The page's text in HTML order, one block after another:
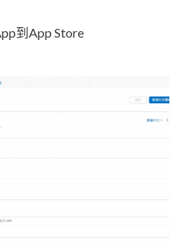
到App Store